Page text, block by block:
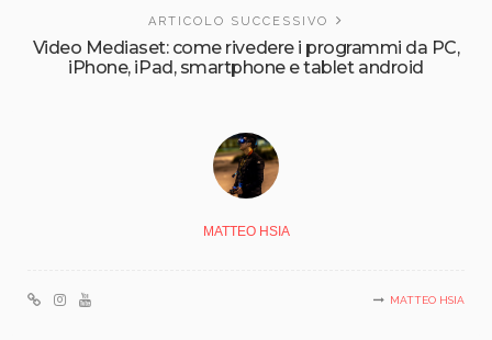
ARTICOLO SUCCESSIVO
Video Mediaset: come rivedere i programmi da PC,
iPhone, iPad, smartphone e tablet android
MATTEO HSIA
MATTEO HSIA